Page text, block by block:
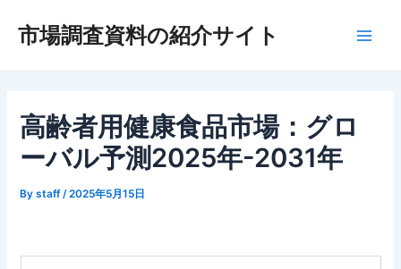
市場調査資料の紹介サイト
高齢者用健康食品市場：グロ
ーバル予測2025年-2031年
Bystaff /2025年5月15日